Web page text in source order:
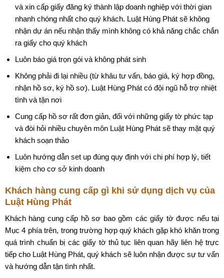
và xin cấp giấy đăng ký thành lập doanh nghiệp với thời gian
nhanh chóng nhất cho quý khách. Luật Hùng Phát sẽ không
nhận dự án nếu nhận thấy mình không có khả năng chắc chắn
ra giấy cho quý khách
Luôn báo giá trọn gói và không phát sinh
Không phải đi lại nhiều (từ khâu tư vấn, báo giá, ký hợp đồng,
nhận hồ sơ, ký hồ sơ). Luật Hùng Phát có đội ngũ hỗ trợ nhiệt
tình và tận nơi
Cung cấp hồ sơ rất đơn giản, đối với những giấy tờ phức tạp
và đòi hỏi nhiều chuyên môn Luật Hùng Phát sẽ thay mặt quý
khách soạn thảo
Luôn hướng dẫn set up đúng quy định với chi phí hợp lý, tiết
kiệm cho cơ sở kinh doanh
Khách hàng cung cấp gì khi sử dụng dịch vụ của
Luật Hùng Phát
Khách hàng cung cấp hồ sơ bao gồm các giấy tờ được nếu tại
Mục 4 phía trên, trong trường hợp quý khách gặp khó khăn trong
quá trình chuẩn bị các giấy tờ thủ tục liên quan hãy liên hệ trực
tiếp cho Luật Hùng Phát, quý khách sẽ luôn nhận được sự tư vấn
và hướng dẫn tận tình nhất.